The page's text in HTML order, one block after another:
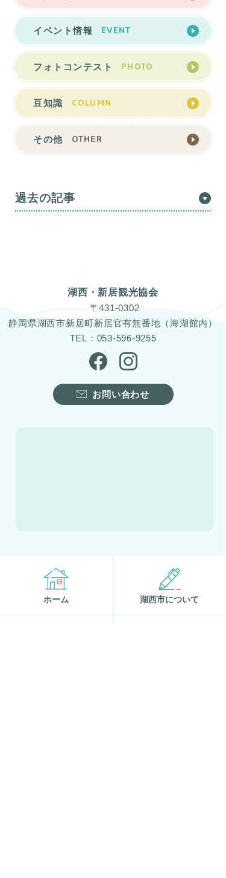
EVENT
イベント情報
PHOTO
フォトコンテスト
COLUMN
豆知識
OTHER
その他
過去の記事
湖西・新居観光協会
〒431-0302
静岡県湖西市新居町新居官有無番地（海湖館内）
TEL：053-596-9255
お問い合わせ
ホーム 湖西市について